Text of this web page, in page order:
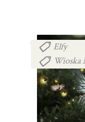
Elfy
Wioska